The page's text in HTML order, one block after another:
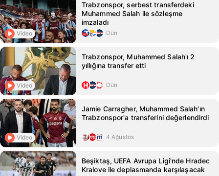
Video
Trabzonspor, serbest transferdeki
Muhammed Salah ile sözleşme
imzaladı
Dün
Video
Trabzonspor, Muhammed Salah'ı 2
yıllığına transfer etti
Dün
Video
Jamie Carragher, Muhammed Salah'ın
Trabzonspor'a transferini değerlendirdi
4 Ağustos
Beşiktaş, UEFA Avrupa Ligi'nde Hradec
Kralove ile deplasmanda karşılaşacak